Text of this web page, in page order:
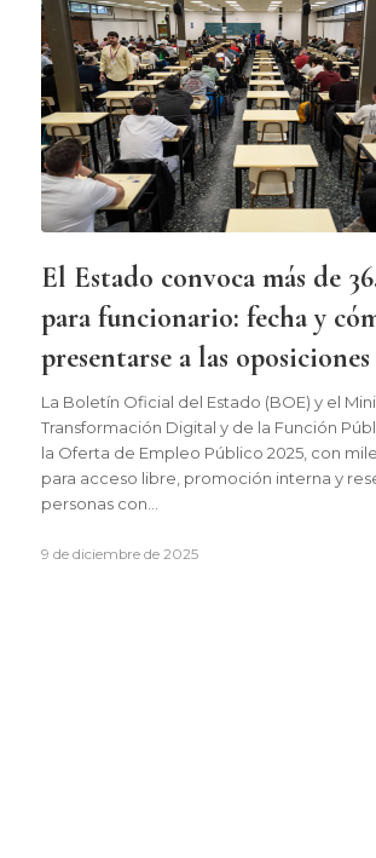
El Estado convoca más de
para funcionario: fecha y
presentarse a las oposiciones
La Boletín Oficial del Estado (BOE) y el
Transformación Digital y de la Función
la Oferta de Empleo Público 2025, con
para acceso libre, promoción interna y
personas con…
9 de diciembre de 2025